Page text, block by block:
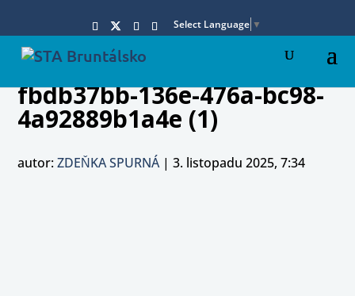
Select Language ▼
fbdb37bb-136e-476a-bc98-
4a92889b1a4e (1)
autor:ZDEŇKA SPURNÁ|3. listopadu 2025, 7:34